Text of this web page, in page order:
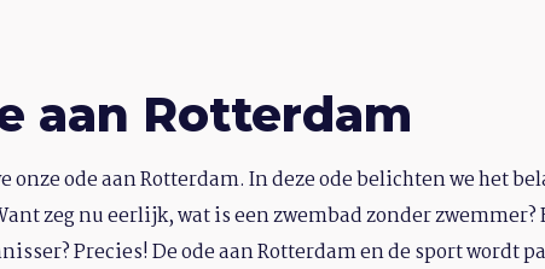
aan Rotterdam
onze ode aan Rotterdam. In deze ode belichten we het
zeg nu eerlijk, wat is een zwembad zonder zwemmer?
Precies! De ode aan Rotterdam en de sport wordt